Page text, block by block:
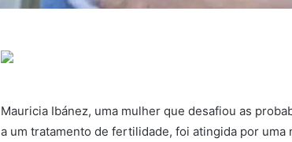
Mauricia Ibánez, uma mulher que desafiou as
a um tratamento de fertilidade, foi atingida por uma